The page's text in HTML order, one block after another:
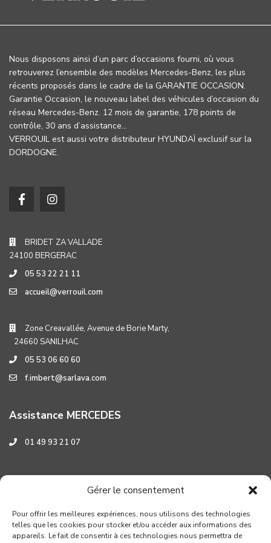
Gérer le consentement
Pour offrir les meilleures expériences, nous utilisons des technologies
telles que les cookies pour stocker et/ou accéder aux informations des
appareils. Le fait de consentir à ces technologies nous permettra de
Nous disposons ainsi d’un parc d’occasions fourni, où vous
retrouverez l’ensemble des modèles Mercedes-Benz, les plus
récents proposés dans le cadre de la GARANTIE OCCASION.
Garantie Occasion, le nouveau label des véhicules d’occasion du
réseau Mercedes-Benz. 12 mois de garantie, 178 points de
contrôle, 30 ans d’assistance…
VERROUIL est aussi votre distributeur HYUNDAÏ exclusif sur la
DORDOGNE.
BRIDET ZA VALLADE
24100 BERGERAC
05 53 22 21 11
accueil@verrouil.com
Zone Creavallée, Avenue de Borie Marty,
24660 SANILHAC
05 53 06 60 60
f.imbert@sarlava.com
Assistance MERCEDES
01 49 93 21 07
Assistance HYUNDAI